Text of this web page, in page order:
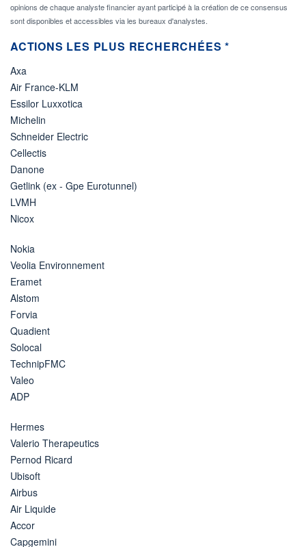
opinions de chaque analyste financier ayant participé à la création de ce consensus
sont disponibles et accessibles via les bureaux d'analystes.
ACTIONS LES PLUS RECHERCHÉES *
Axa
Air France-KLM
Essilor Luxxotica
Michelin
Schneider Electric
Cellectis
Danone
Getlink (ex - Gpe Eurotunnel)
LVMH
Nicox
Nokia
Veolia Environnement
Eramet
Alstom
Forvia
Quadient
Solocal
TechnipFMC
Valeo
ADP
Hermes
Valerio Therapeutics
Pernod Ricard
Ubisoft
Airbus
Air Liquide
Accor
Capgemini